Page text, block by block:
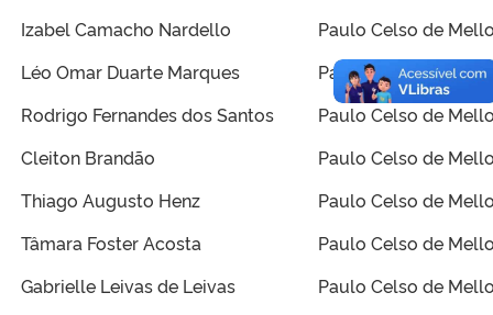
Izabel Camacho Nardello
Paulo Celso de
Léo Omar Duarte Marques
Paulo Celso de
Rodrigo Fernandes dos Santos
Paulo Celso de
Cleiton Brandão
Paulo Celso de
Thiago Augusto Henz
Paulo Celso de
Tâmara Foster Acosta
Paulo Celso de
Gabrielle Leivas de Leivas
Paulo Celso de